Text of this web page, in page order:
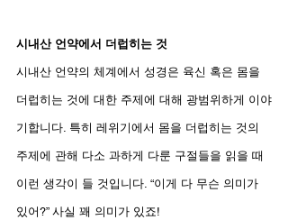
시내산 언약에서 더럽히는 것
시내산 언약의 체계에서 성경은 육신 혹은 몸을
더럽히는 것에 대한 주제에 대해 광범위하게 이야
기합니다. 특히 레위기에서 몸을 더럽히는 것의
주제에 관해 다소 과하게 다룬 구절들을 읽을 때
이런 생각이 들 것입니다. “이게 다 무슨 의미가
있어?” 사실 꽤 의미가 있죠!